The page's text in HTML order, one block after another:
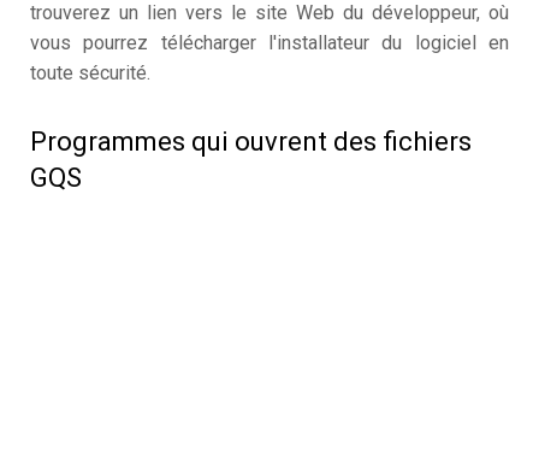
trouverez un lien vers le site Web du développeur, où
vous pourrez télécharger l'installateur du logiciel en
toute sécurité.
Programmes qui ouvrent des fichiers
GQS